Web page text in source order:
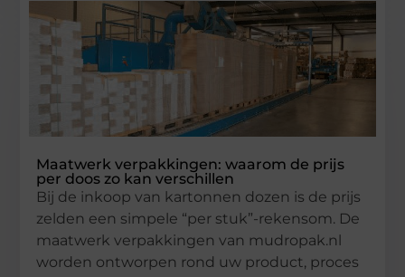
Maatwerk verpakkingen: waarom de prijs
per doos zo kan verschillen
Bij de inkoop van kartonnen dozen is de prijs
zelden een simpele “per stuk”-rekensom. De
maatwerk verpakkingen van mudropak.nl
worden ontworpen rond uw product, proces